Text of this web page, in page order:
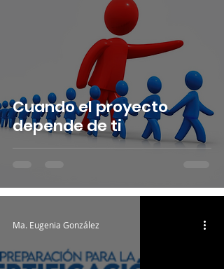
Cuando el proyecto
depende de ti
Ma. Eugenia González